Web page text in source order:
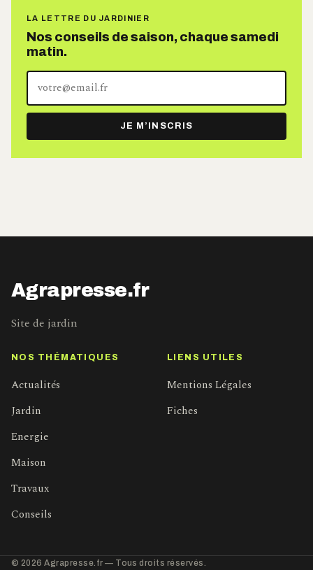
LA LETTRE DU JARDINIER
Nos conseils de saison, chaque samedi
matin.
Votre
adresse
e-
mail
JE M’INSCRIS
Agrapresse.fr
Site de jardin
NOS THÉMATIQUES
Actualités
Jardin
Energie
Maison
Travaux
Conseils
LIENS UTILES
Mentions Légales
Fiches
© 2026 Agrapresse.fr — Tous droits réservés.